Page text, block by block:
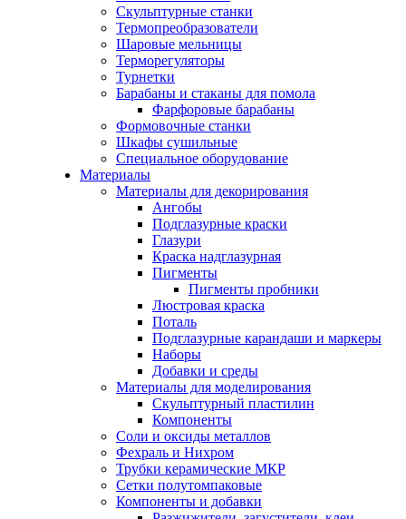
Скульптурные станки
Термопреобразователи
Шаровые мельницы
Терморегуляторы
Турнетки
Барабаны и стаканы для помола
Фарфоровые барабаны
Формовочные станки
Шкафы сушильные
Специальное оборудование
Материалы
Материалы для декорирования
Ангобы
Подглазурные краски
Глазури
Краска надглазурная
Пигменты
Пигменты пробники
Люстровая краска
Поталь
Подглазурные карандаши и маркеры
Наборы
Добавки и среды
Материалы для моделирования
Скульптурный пластилин
Компоненты
Соли и оксиды металлов
Фехраль и Нихром
Трубки керамические МКР
Сетки полутомпаковые
Компоненты и добавки